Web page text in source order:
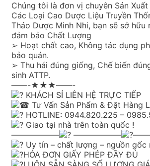
Chúng tôi là đơn vị chuyên Sản
Các Loại Cao Dược Liệu Truyền
Thảo Dược Minh Nhi, bạn sẽ sở hữu
đảm bảo Chất Lượng
➢ Hoạt chất cao, Không tác dụng
bảo quản.
➢ Thu hái đúng giống, Chế biến
sinh ATTP.
——-★★★——-
KHÁCH SỈ LIÊN HỆ TRỰC TIẾP
Tư Vấn Sản Phẩm & Đặt Hàng
HOTLINE: 0944.820.225 –
Giao tại nhà trên toàn quốc !
——————
——————
Uy tín – chất lượng – nguồn gốc
HÓA ĐƠN GIẤY PHÉP ĐẦY ĐỦ